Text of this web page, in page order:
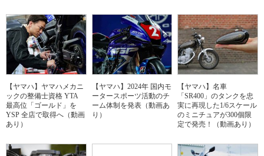
【ヤマハ】ヤマハメカニ
ックの整備士資格 YTA
最高位「ゴールド」を
YSP 全店で取得へ（動画
あり）
【ヤマハ】2024年 国内モ
ータースポーツ活動のチ
ーム体制を発表（動画あ
り）
【ヤマハ】名車
「SR400」のタンクを忠
実に再現した1/6スケール
のミニチュアが300個限
定で発売！（動画あり）